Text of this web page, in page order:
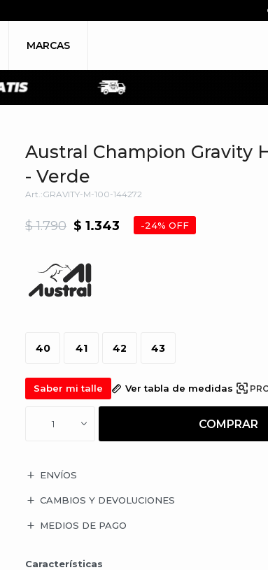
MARCAS
Austral Champion Gravity
- Verde
GRAVITY-M-100-144272
$ 1.343
$ 1.790 24
40 41 42 43
Saber mi talle Ver tabla de medidas
1 COMPRAR
ENVÍOS
CAMBIOS Y DEVOLUCIONES
MEDIOS DE PAGO
Características